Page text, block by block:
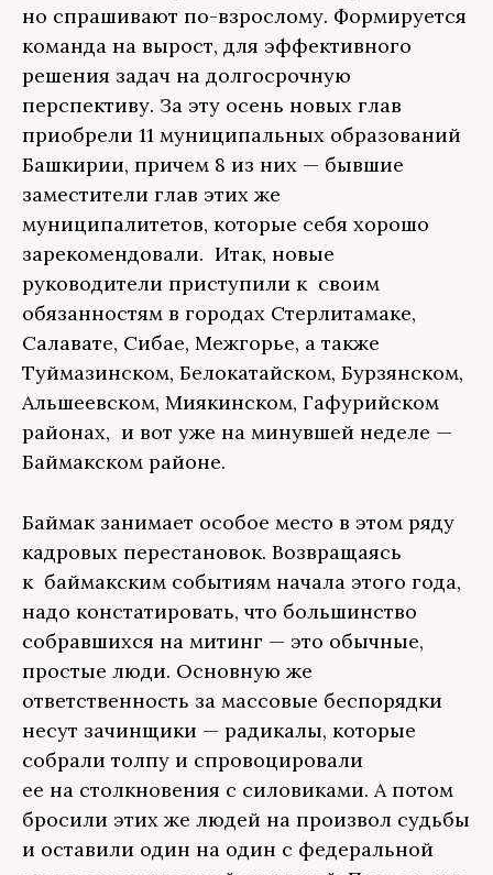
но спрашивают по-взрослому. Формируется
команда на вырост, для эффективного
решения задач на долгосрочную
перспективу. За эту осень новых глав
приобрели 11 муниципальных образований
Башкирии, причем 8 из них — бывшие
заместители глав этих же
муниципалитетов, которые себя хорошо
зарекомендовали. Итак, новые
руководители приступили к своим
обязанностям в городах Стерлитамаке,
Салавате, Сибае, Межгорье, а также
Туймазинском, Белокатайском, Бурзянском,
Альшеевском, Миякинском, Гафурийском
районах, и вот уже на минувшей неделе —
Баймакском районе.
Баймак занимает особое место в этом ряду
кадровых перестановок. Возвращаясь
к баймакским событиям начала этого года,
надо констатировать, что большинство
собравшихся на митинг — это обычные,
простые люди. Основную же
ответственность за массовые беспорядки
несут зачинщики — радикалы, которые
собрали толпу и спровоцировали
ее на столкновения с силовиками. А потом
бросили этих же людей на произвол судьбы
и оставили один на один с федеральной